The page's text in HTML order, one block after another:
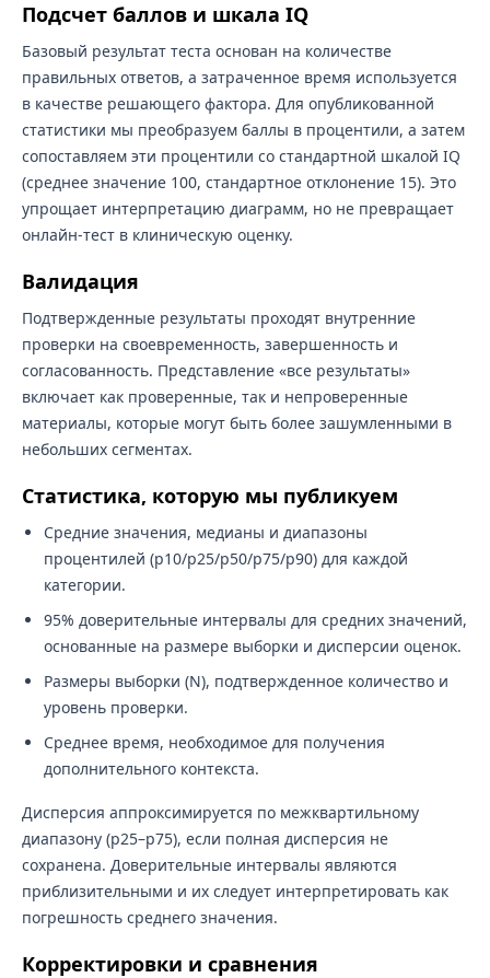
Подсчет баллов и шкала IQ
Базовый результат теста основан на количестве
правильных ответов, а затраченное время используется
в качестве решающего фактора. Для опубликованной
статистики мы преобразуем баллы в процентили, а затем
сопоставляем эти процентили со стандартной шкалой IQ
(среднее значение 100, стандартное отклонение 15). Это
упрощает интерпретацию диаграмм, но не превращает
онлайн-тест в клиническую оценку.
Валидация
Подтвержденные результаты проходят внутренние
проверки на своевременность, завершенность и
согласованность. Представление «все результаты»
включает как проверенные, так и непроверенные
материалы, которые могут быть более зашумленными в
небольших сегментах.
Статистика, которую мы публикуем
Средние значения, медианы и диапазоны
процентилей (p10/p25/p50/p75/p90) для каждой
категории.
95% доверительные интервалы для средних значений,
основанные на размере выборки и дисперсии оценок.
Размеры выборки (N), подтвержденное количество и
уровень проверки.
Среднее время, необходимое для получения
дополнительного контекста.
Дисперсия аппроксимируется по межквартильному
диапазону (p25–p75), если полная дисперсия не
сохранена. Доверительные интервалы являются
приблизительными и их следует интерпретировать как
погрешность среднего значения.
Корректировки и сравнения